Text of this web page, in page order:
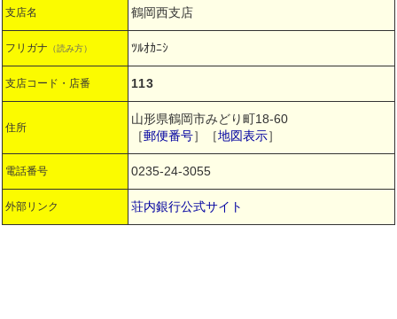
支店名 鶴岡西支店
フリガナ （読み方） ﾂﾙｵｶﾆｼ
支店コード・店番 113
住所
山形県鶴岡市みどり町18-60
［郵便番号］［地図表示］
電話番号 0235-24-3055
外部リンク 荘内銀行公式サイト